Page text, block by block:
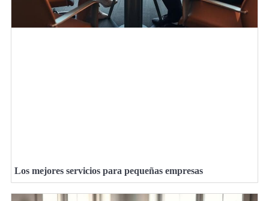
Los mejores servicios para pequeñas empresas